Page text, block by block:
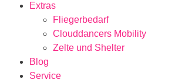
Extras
Fliegerbedarf
Clouddancers Mobility
Zelte und Shelter
Blog
Service